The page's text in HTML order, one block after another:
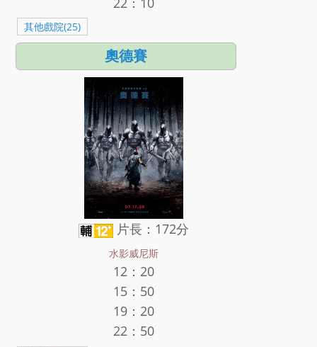
其他戲院(25)
奧德賽
片長：172分
水影威尼斯
12：20
15：50
19：20
22：50